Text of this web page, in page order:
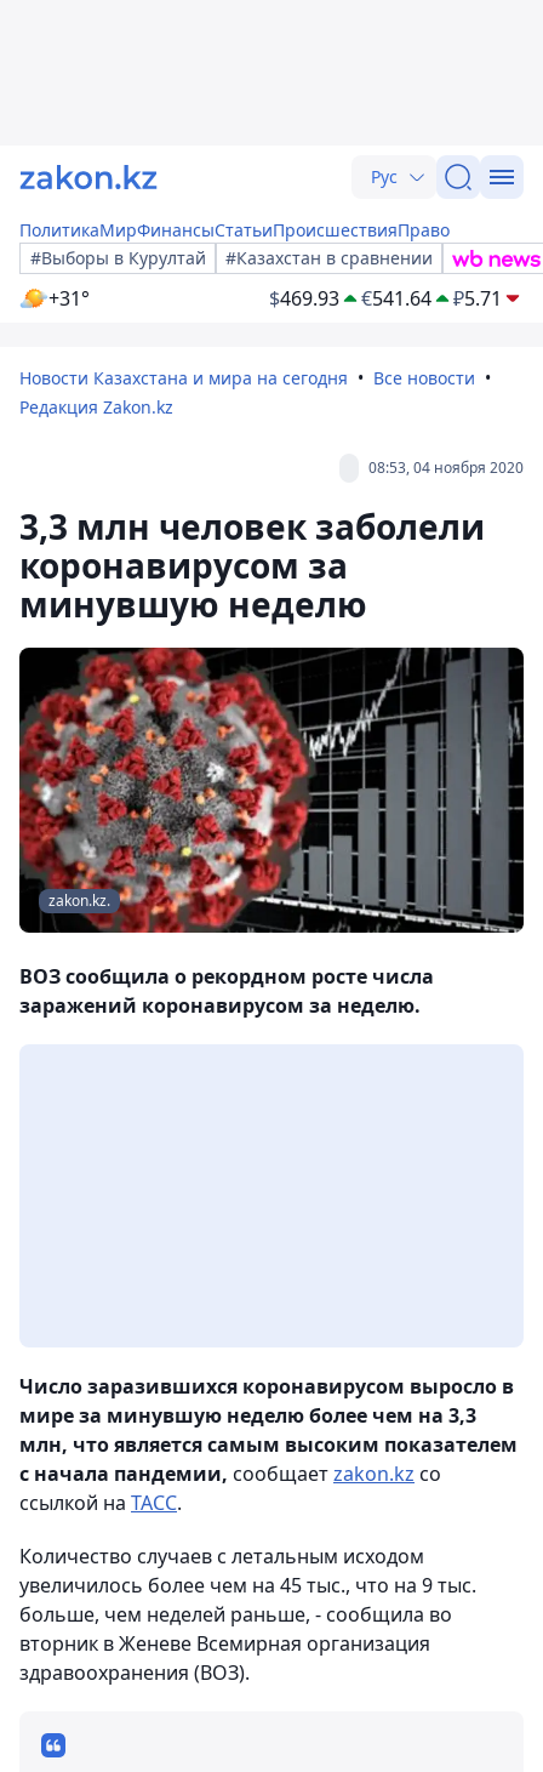
Рус
ПолитикаМирФинансыСтатьиПроисшествияПраво
#Выборы в Курултай
#Казахстан в сравнении
+31° $469.93 €541.64 ₽5.71
Новости Казахстана и мира на сегодня
Все новости
Редакция Zakon.kz
08:53, 04 ноября 2020
3,3 млн человек заболели
коронавирусом за
минувшую неделю
zakon.kz.
ВОЗ сообщила о рекордном росте числа
заражений коронавирусом за неделю.
Число заразившихся коронавирусом выросло в
мире за минувшую неделю более чем на 3,3
млн, что является самым высоким показателем
с начала пандемии, сообщаетzakon.kz со
ссылкой на ТАСС.
Количество случаев с летальным исходом
увеличилось более чем на 45 тыс., что на 9 тыс.
больше, чем неделей раньше, - сообщила во
вторник в Женеве Всемирная организация
здравоохранения (ВОЗ).